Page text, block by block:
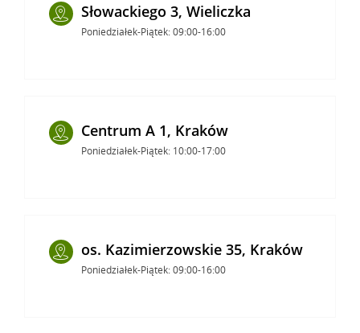
Słowackiego 3, Wieliczka
Poniedziałek-Piątek: 09:00-16:00
Centrum A 1, Kraków
Poniedziałek-Piątek: 10:00-17:00
os. Kazimierzowskie 35, Kraków
Poniedziałek-Piątek: 09:00-16:00